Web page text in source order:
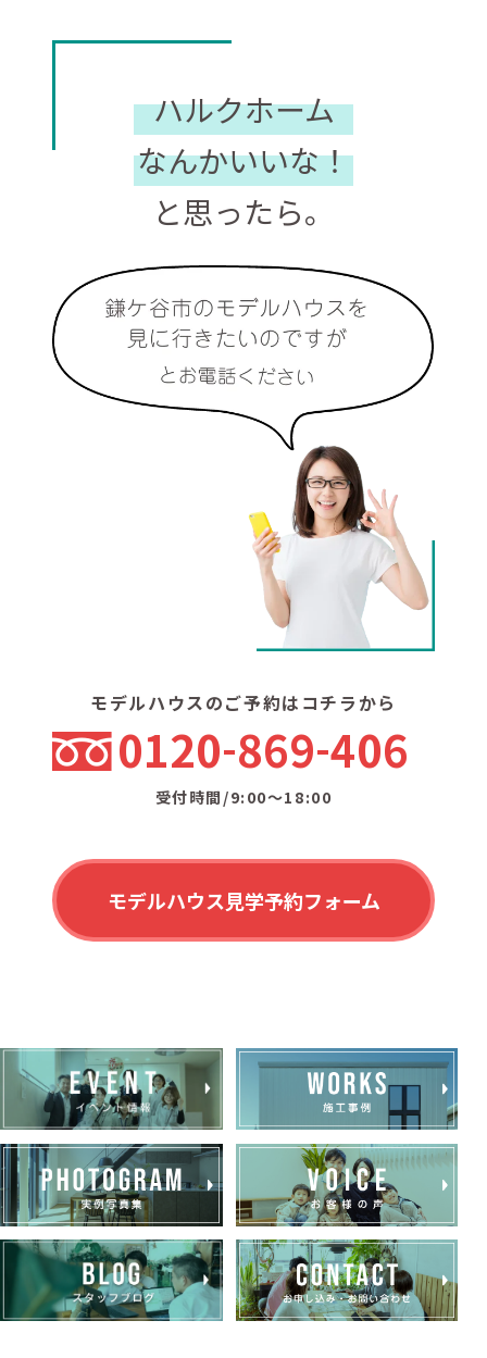
ハルクホーム
なんかいいな！
と思ったら。
モデルハウスのご予約はコチラから
0120 869 406
受付時間/9:00〜18:00
モデルハウス見学予約フォーム